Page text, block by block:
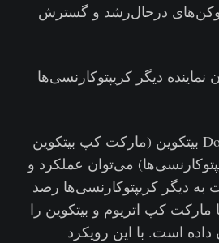
توکن‌های درحال‌رشد و گسترش
نماینده دیگر کریپتوکارنسی‌ها
با استفاده از Dominance بیتکوین (مارکت کپ بیتکوین
می‌توان عملکرد و
به دیگر کریپتوکارنسی‌ها رصد
مارکت کپ اتریوم و بیتکوین را
است. با این رویکرد